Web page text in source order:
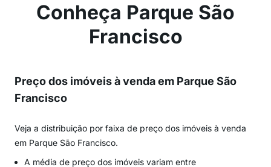
Conheça Parque São
Francisco
Preço dos imóveis à venda em Parque São
Francisco
Veja a distribuição por faixa de preço dos imóveis à venda
em Parque São Francisco.
A média de preço dos imóveis variam entre